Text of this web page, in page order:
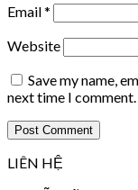
Email*
Website
Save my name,
next time I comment.
LIÊN HỆ